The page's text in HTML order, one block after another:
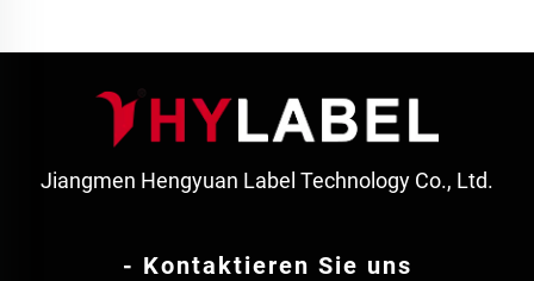
Jiangmen Hengyuan Label Technology Co., Ltd.
- Kontaktieren Sie uns